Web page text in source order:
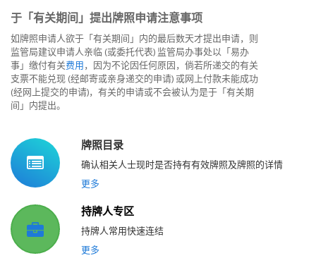
于「有关期间」提出牌照申请注意事项
如牌照申请人欲于「有关期间」内的最后数天才提出申请，则
监管局建议申请人亲临 (或委托代表) 监管局办事处以「易办
事」缴付有关费用，因为不论因任何原因，倘若所递交的有关
支票不能兑现 (经邮寄或亲身递交的申请) 或网上付款未能成功
(经网上提交的申请)，有关的申请或不会被认为是于「有关期
间」内提出。
牌照目录
确认相关人士现时是否持有有效牌照及牌照的详情
更多
持牌人专区
持牌人常用快速连结
更多